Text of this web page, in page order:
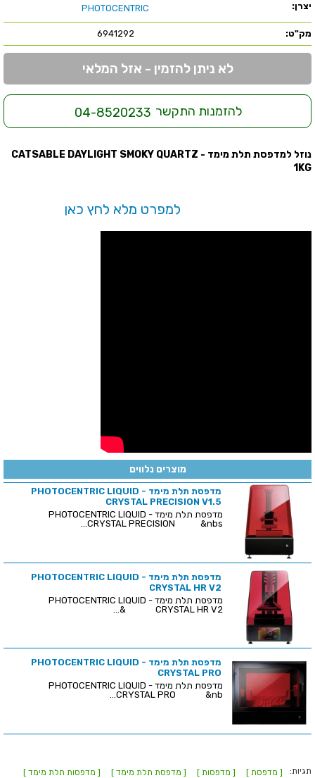
יצרן: PHOTOCENTRIC
מק"ט: 6941292
לא ניתן להזמין - אזל המלאי
להזמנות התקשר 04-8520233
נוזל למדפסת תלת מימד - CATSABLE DAYLIGHT SMOKY QUARTZ
1KG
למפרט מלא לחץ כאן
מוצרים נלווים
מדפסת תלת מימד - PHOTOCENTRIC LIQUID
CRYSTAL PRECISION V1.5
מדפסת תלת מימד - PHOTOCENTRIC LIQUID
CRYSTAL PRECISION &nbs...
מדפסת תלת מימד - PHOTOCENTRIC LIQUID
CRYSTAL HR V2
מדפסת תלת מימד - PHOTOCENTRIC LIQUID
CRYSTAL HR V2 &...
מדפסת תלת מימד - PHOTOCENTRIC LIQUID
CRYSTAL PRO
מדפסת תלת מימד - PHOTOCENTRIC LIQUID
CRYSTAL PRO &nb...
תגיות: [ מדפסת ] [ מדפסות ] [ מדפסת תלת מימד ] [ מדפסות תלת מימד ]